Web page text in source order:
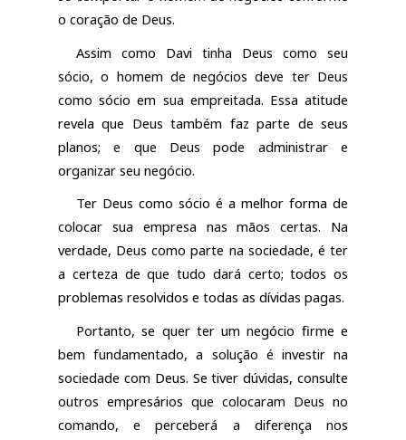
o coração de Deus.
Assim como Davi tinha Deus como seu
sócio, o homem de negócios deve ter Deus
como sócio em sua empreitada. Essa atitude
revela que Deus também faz parte de seus
planos; e que Deus pode administrar e
organizar seu negócio.
Ter Deus como sócio é a melhor forma de
colocar sua empresa nas mãos certas. Na
verdade, Deus como parte na sociedade, é ter
a certeza de que tudo dará certo; todos os
problemas resolvidos e todas as dívidas pagas.
Portanto, se quer ter um negócio firme e
bem fundamentado, a solução é investir na
sociedade com Deus. Se tiver dúvidas, consulte
outros empresários que colocaram Deus no
comando, e perceberá a diferença nos